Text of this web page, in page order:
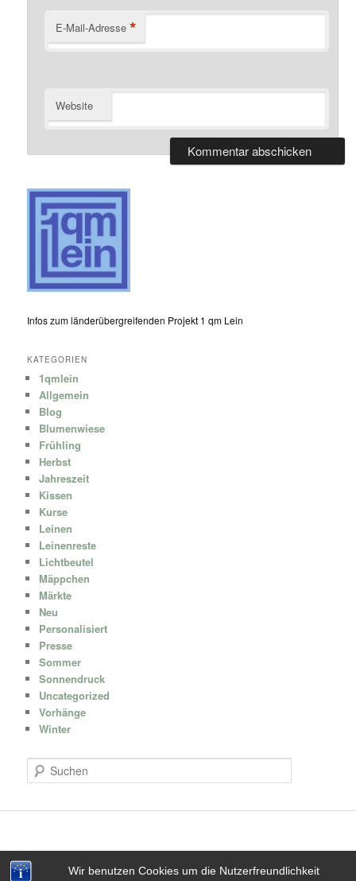
Wir benutzen Cookies um die Nutzerfreundlichkeit
E-Mail-Adresse *
Website
Infos zum länderübergreifenden Projekt 1 qm Lein
KATEGORIEN
1qmlein
Allgemein
Blog
Blumenwiese
Frühling
Herbst
Jahreszeit
Kissen
Kurse
Leinen
Leinenreste
Lichtbeutel
Mäppchen
Märkte
Neu
Personalisiert
Presse
Sommer
Sonnendruck
Uncategorized
Vorhänge
Winter
u
h